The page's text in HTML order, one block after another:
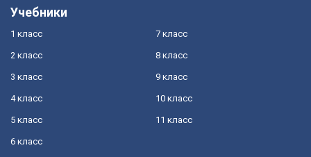
Учебники
1 класс
2 класс
3 класс
4 класс
5 класс
6 класс
7 класс
8 класс
9 класс
10 класс
11 класс